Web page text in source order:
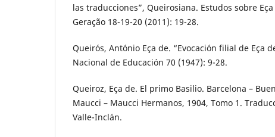
las traducciones”, Queirosiana. Estudos sobre
Geração 18-19-20 (2011): 19-28.
Queirós, António Eça de. “Evocación filial de Eça
Nacional de Educación 70 (1947): 9-28.
Queiroz, Eça de. El primo Basilio. Barcelona –
Maucci – Maucci Hermanos, 1904, Tomo 1.
Valle-Inclán.